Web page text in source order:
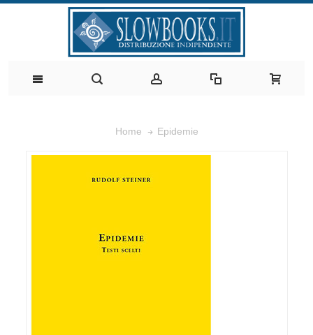
Home Epidemie